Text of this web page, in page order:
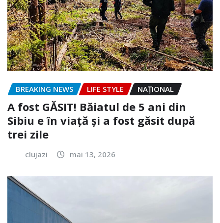
BREAKING NEWS LIFE STYLE NAŢIONAL
A fost GĂSIT! Băiatul de 5 ani din
Sibiu e în viață și a fost găsit după
trei zile
clujazi mai 13, 2026